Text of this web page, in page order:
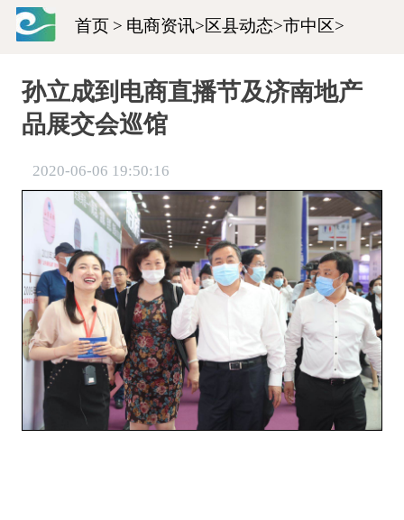
首页 > 电商资讯>区县动态>市中区>
孙立成到电商直播节及济南地产
品展交会巡馆
2020-06-06 19:50:16